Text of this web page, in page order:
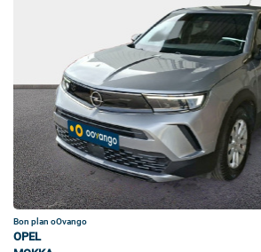
Bon plan oOvango
OPEL